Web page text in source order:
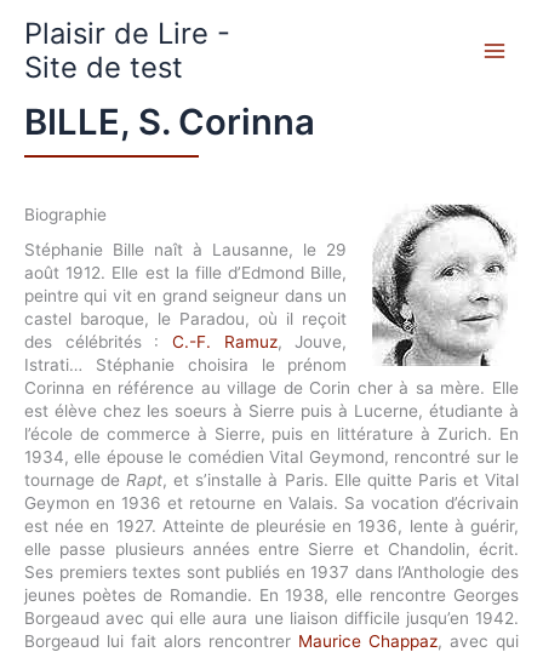
contenu
Plaisir de Lire -
Site de test
BILLE, S. Corinna
Biographie
Stéphanie Bille naît à Lausanne, le 29
août 1912. Elle est la fille d’Edmond Bille,
peintre qui vit en grand seigneur dans un
castel baroque, le Paradou, où il reçoit
des célébrités :C.-F. Ramuz, Jouve,
Istrati… Stéphanie choisira le prénom
Corinna en référence au village de Corin cher à sa mère. Elle
est élève chez les soeurs à Sierre puis à Lucerne, étudiante à
l’école de commerce à Sierre, puis en littérature à Zurich. En
1934, elle épouse le comédien Vital Geymond, rencontré sur le
tournage de Rapt, et s’installe à Paris. Elle quitte Paris et Vital
Geymon en 1936 et retourne en Valais. Sa vocation d’écrivain
est née en 1927. Atteinte de pleurésie en 1936, lente à guérir,
elle passe plusieurs années entre Sierre et Chandolin, écrit.
Ses premiers textes sont publiés en 1937 dans l’Anthologie des
jeunes poètes de Romandie. En 1938, elle rencontre Georges
Borgeaud avec qui elle aura une liaison difficile jusqu’en 1942.
Borgeaud lui fait alors rencontrer Maurice Chappaz, avec qui